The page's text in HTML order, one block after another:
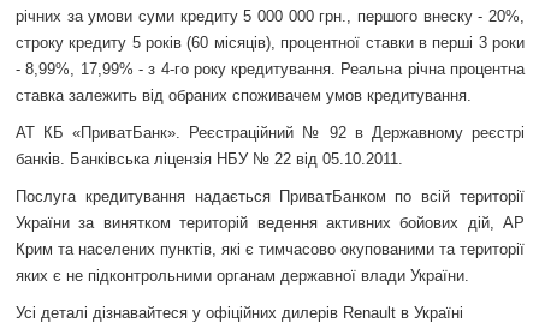
річних за умови суми кредиту 5 000 000 грн., першого внеску - 20%,
строку кредиту 5 років (60 місяців), процентної ставки в перші 3 роки
- 8,99%, 17,99% - з 4-го року кредитування. Реальна річна процентна
ставка залежить від обраних споживачем умов кредитування.
АТ КБ «ПриватБанк». Реєстраційний № 92 в Державному реєстрі
банків. Банківська ліцензія НБУ № 22 від 05.10.2011.
Послуга кредитування надається ПриватБанком по всій території
України за винятком територій ведення активних бойових дій, АР
Крим та населених пунктів, які є тимчасово окупованими та території
яких є не підконтрольними органам державної влади України.
Усі деталі дізнавайтеся у офіційних дилерів Renault в Україні